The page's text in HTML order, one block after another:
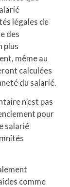
légales de
des
plus
même au
calculées
du salarié.
n’est pas
pour
salarié
comme